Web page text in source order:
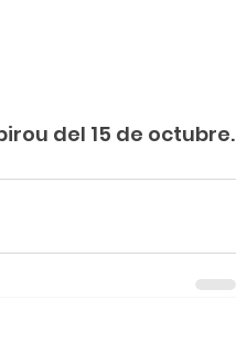
del 15 de octubre.